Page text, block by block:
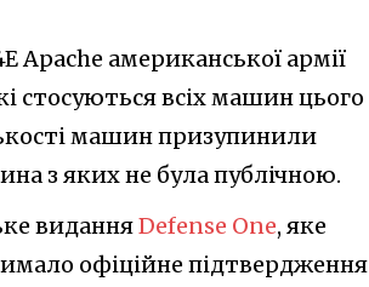
Apache американської армії
стосуються всіх машин цього
машин призупинили
з яких не була публічною.
виданняDefense One, яке
офіційне підтвердження